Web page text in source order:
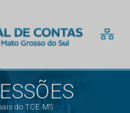
do TCE MS